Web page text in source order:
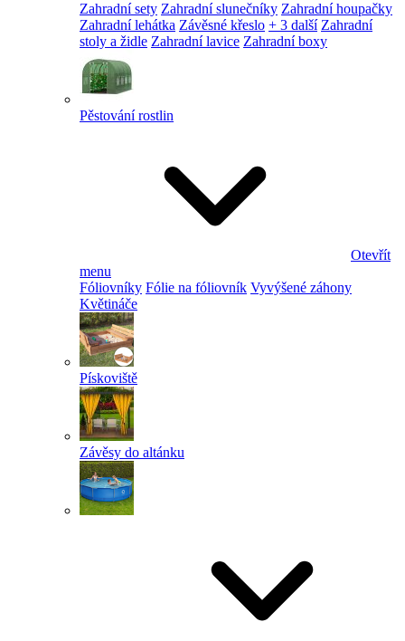
Zahradní sety Zahradní slunečníky Zahradní houpačky
Zahradní lehátka Závěsné křeslo + 3 další Zahradní
stoly a židle Zahradní lavice Zahradní boxy
Pěstování rostlin
Otevřít
menu
Fóliovníky Fólie na fóliovník Vyvýšené záhony
Květináče
Pískoviště
Závěsy do altánku